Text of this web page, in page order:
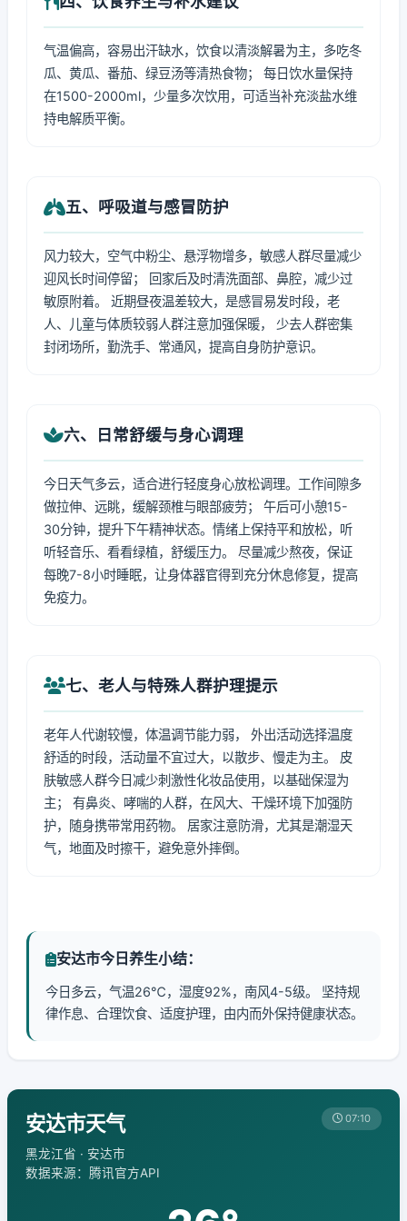
气温偏高，容易出汗缺水，饮食以清淡解暑为主，多吃冬
瓜、黄瓜、番茄、绿豆汤等清热食物； 每日饮水量保持
在1500-2000ml，少量多次饮用，可适当补充淡盐水维
持电解质平衡。
五、呼吸道与感冒防护
风力较大，空气中粉尘、悬浮物增多，敏感人群尽量减少
迎风长时间停留； 回家后及时清洗面部、鼻腔，减少过
敏原附着。 近期昼夜温差较大，是感冒易发时段，老
人、儿童与体质较弱人群注意加强保暖， 少去人群密集
封闭场所，勤洗手、常通风，提高自身防护意识。
六、日常舒缓与身心调理
今日天气多云，适合进行轻度身心放松调理。工作间隙多
做拉伸、远眺，缓解颈椎与眼部疲劳； 午后可小憩15-
30分钟，提升下午精神状态。情绪上保持平和放松，听
听轻音乐、看看绿植，舒缓压力。 尽量减少熬夜，保证
每晚7-8小时睡眠，让身体器官得到充分休息修复，提高
免疫力。
七、老人与特殊人群护理提示
老年人代谢较慢，体温调节能力弱， 外出活动选择温度
舒适的时段，活动量不宜过大，以散步、慢走为主。 皮
肤敏感人群今日减少刺激性化妆品使用，以基础保湿为
主； 有鼻炎、哮喘的人群，在风大、干燥环境下加强防
护，随身携带常用药物。 居家注意防滑，尤其是潮湿天
气，地面及时擦干，避免意外摔倒。
安达市今日养生小结：
今日多云，气温26℃，湿度92%，南风4-5级。 坚持规
律作息、合理饮食、适度护理，由内而外保持健康状态。
安达市天气
黑龙江省 · 安达市
数据来源：腾讯官方API
07:10